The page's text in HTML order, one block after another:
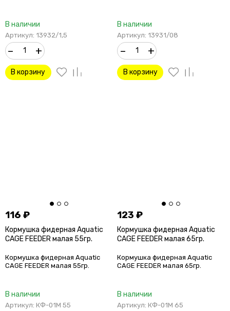
В наличии
Артикул: 13932/1,5
– +
В корзину
В наличии
Артикул: 13931/08
– +
В корзину
116 ₽
Кормушка фидерная Aquatic
CAGE FEEDER малая 55гр.
Кормушка фидерная Aquatic
CAGE FEEDER малая 55гр.
В наличии
Артикул: КФ-01М 55
123₽
Кормушка фидерная Aquatic
CAGE FEEDER малая 65гр.
Кормушка фидерная Aquatic
CAGE FEEDER малая 65гр.
В наличии
Артикул: КФ-01М 65